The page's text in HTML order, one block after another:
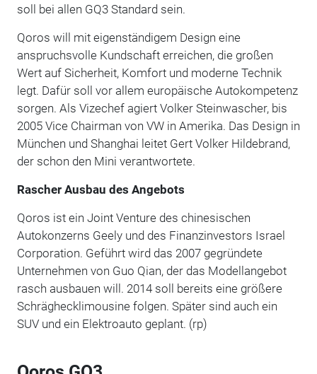
soll bei allen GQ3 Standard sein.
Qoros will mit eigenständigem Design eine
anspruchsvolle Kundschaft erreichen, die großen
Wert auf Sicherheit, Komfort und moderne Technik
legt. Dafür soll vor allem europäische Autokompetenz
sorgen. Als Vizechef agiert Volker Steinwascher, bis
2005 Vice Chairman von VW in Amerika. Das Design in
München und Shanghai leitet Gert Volker Hildebrand,
der schon den Mini verantwortete.
Rascher Ausbau des Angebots
Qoros ist ein Joint Venture des chinesischen
Autokonzerns Geely und des Finanzinvestors Israel
Corporation. Geführt wird das 2007 gegründete
Unternehmen von Guo Qian, der das Modellangebot
rasch ausbauen will. 2014 soll bereits eine größere
Schräghecklimousine folgen. Später sind auch ein
SUV und ein Elektroauto geplant. (rp)